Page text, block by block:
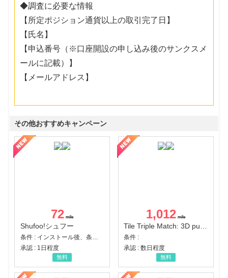
◆調査に必要な情報
【所定ポジション通貨以上の取引完了日】
【氏名】
【申込番号（※口座開設の申し込み後のサンクスメ
ールに記載）】
【メールアドレス】
その他おすすめキャンペーン
72
Shufoo!シュフー
条件 : インストール後、条件達成
承認 : 1日程度
無料
1,012
Tile Triple Match: 3D puzzle
条件 :
承認 : 数日程度
無料